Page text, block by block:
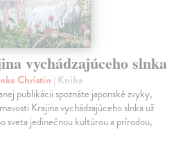
vychádzajúceho slnka
Christin | Kniha
publikácii spoznáte japonské zvyky,
Krajina vychádzajúceho slnka už
sveta jedinečnou kultúrou a prírodou,